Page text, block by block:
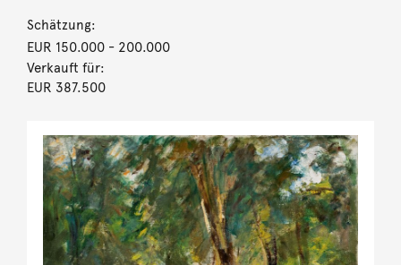
Schätzung:
EUR 150.000- 200.000
Verkauft für:
EUR 387.500